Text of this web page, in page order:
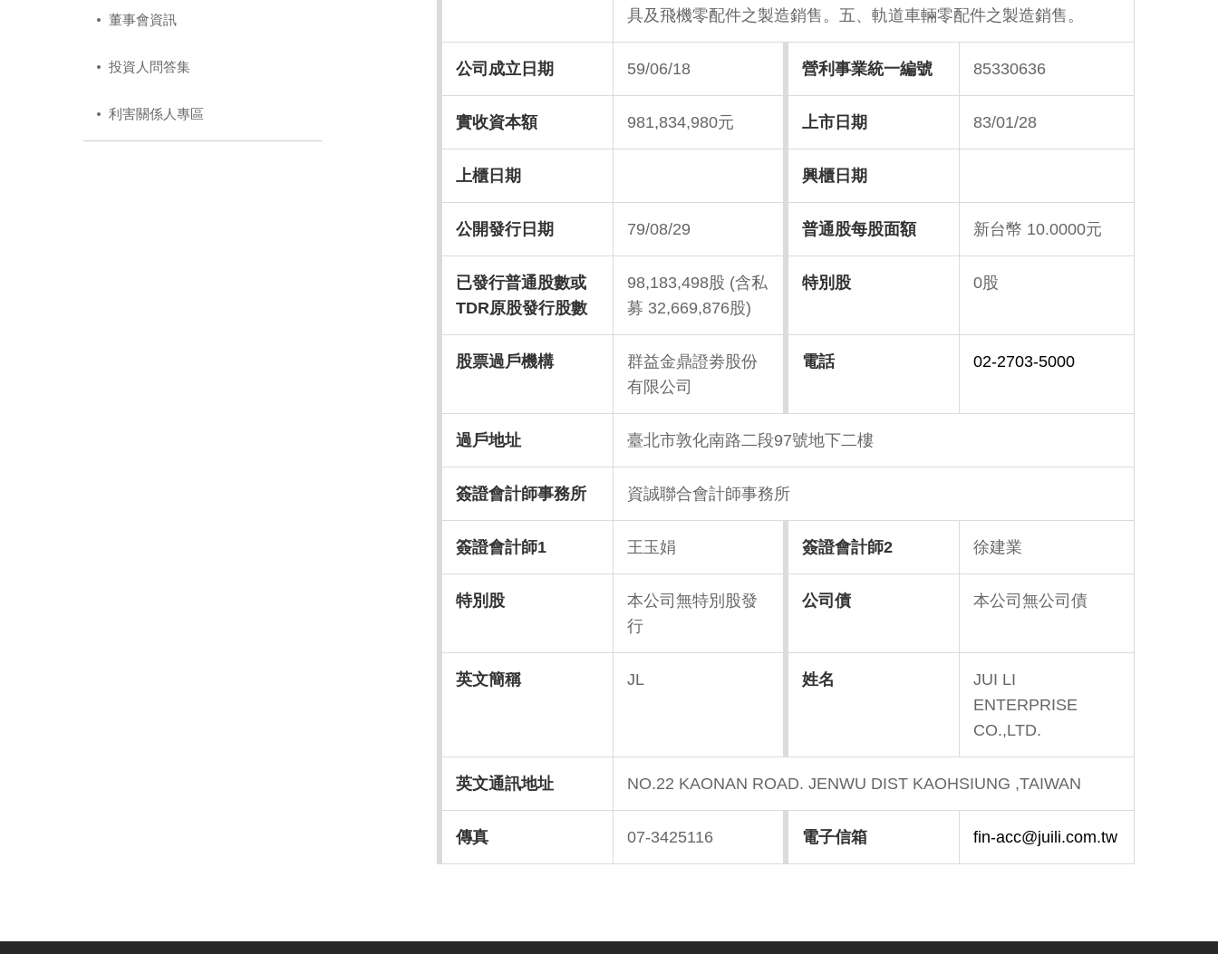
董事會資訊
投資人問答集
利害關係人專區
具及飛機零配件之製造銷售。五、軌道車輛零配件之製造銷售。
公司成立日期 59/06/18 營利事業統一編號 85330636
實收資本額 981,834,980元 上市日期 83/01/28
上櫃日期 興櫃日期
公開發行日期 79/08/29 普通股每股面額 新台幣 10.0000元
已發行普通股數或
TDR原股發行股數
98,183,498股 (含私
募 32,669,876股)
特別股 0股
股票過戶機構
群益金鼎證劵股份
有限公司
電話 02-2703-5000
過戶地址 臺北市敦化南路二段97號地下二樓
簽證會計師事務所 資誠聯合會計師事務所
簽證會計師1 王玉娟 簽證會計師2 徐建業
特別股
本公司無特別股發
行
公司債 本公司無公司債
英文簡稱 JL 姓名
JUI LI
ENTERPRISE
CO.,LTD.
英文通訊地址 NO.22 KAONAN ROAD. JENWU DIST KAOHSIUNG ,TAIWAN
傳真 07-3425116 電子信箱 fin-acc@juili.com.tw